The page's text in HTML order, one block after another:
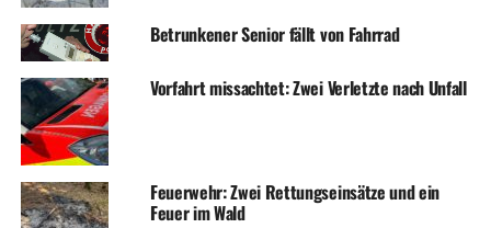
UP NEXT
Grundschöttel: Bewaffneter Überfall auf Supermarkt –
Polizei sucht Zeugen
DON'T MISS
WhatsApp-Betrüger erbeuten fünfstelligen Betrag bei
Seniorin
Betrunkener Senior fällt von Fahrrad
Vorfahrt missachtet: Zwei Verletzte nach Unfall
Feuerwehr: Zwei Rettungseinsätze und ein
Feuer im Wald